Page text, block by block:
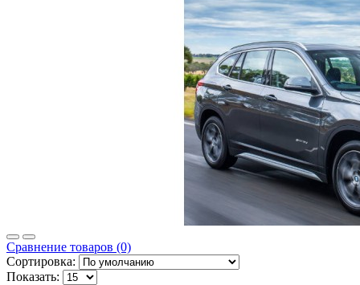
Сравнение товаров (0)
Сортировка:
Показать: